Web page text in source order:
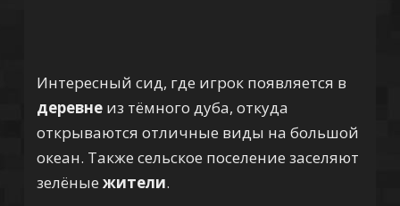
Интересный сид, где игрок появляется в
деревнеиз тёмного дуба, откуда
открываются отличные виды на большой
океан. Также сельское поселение заселяют
зелёные жители.